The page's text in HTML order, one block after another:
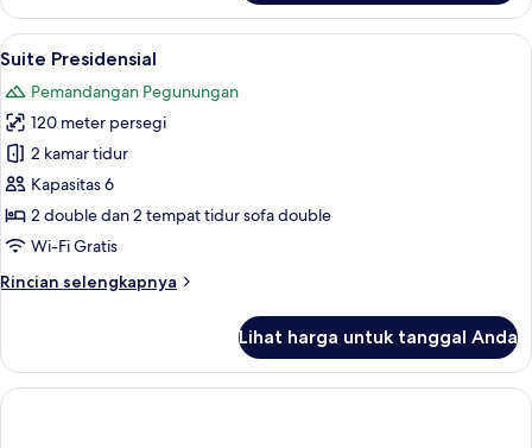
Vila
Lihat
semua
foto
untuk
Suite
Presidensial
Suite Presidensial | Minibar gratis,
5
Suite Presidensial
Pemandangan Pegunungan
120 meter persegi
2 kamar tidur
Kapasitas 6
2 double dan 2 tempat tidur sofa double
Wi-Fi Gratis
Rincian selengkapnya
Rincian
Suite
Presidensial
Lihat harga untuk tanggal Anda